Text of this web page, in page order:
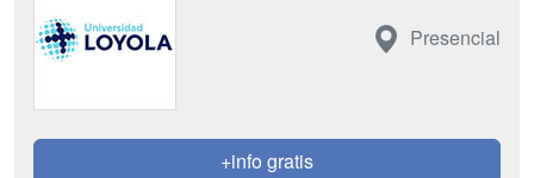
Presencial
+info gratis